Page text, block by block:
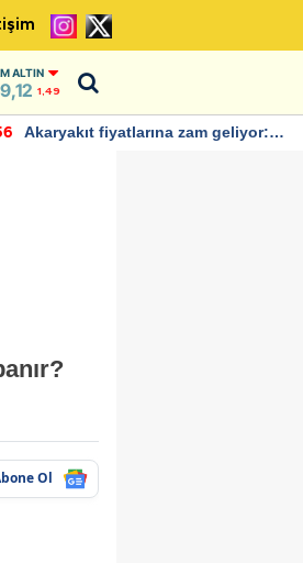
ALTIN
1,49
Akaryakıt fiyatlarına zam geliyor:
Ol